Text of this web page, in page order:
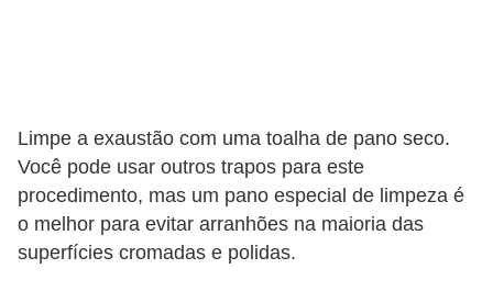
Limpe a exaustão com uma toalha de pano seco.
Você pode usar outros trapos para este
procedimento, mas um pano especial de limpeza é
o melhor para evitar arranhões na maioria das
superfícies cromadas e polidas.
d
a
s
a